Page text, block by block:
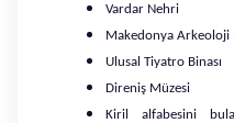
Vardar Nehri
Makedonya Arkeoloji
Ulusal Tiyatro Binası
Direniş Müzesi
Kiril alfabesini